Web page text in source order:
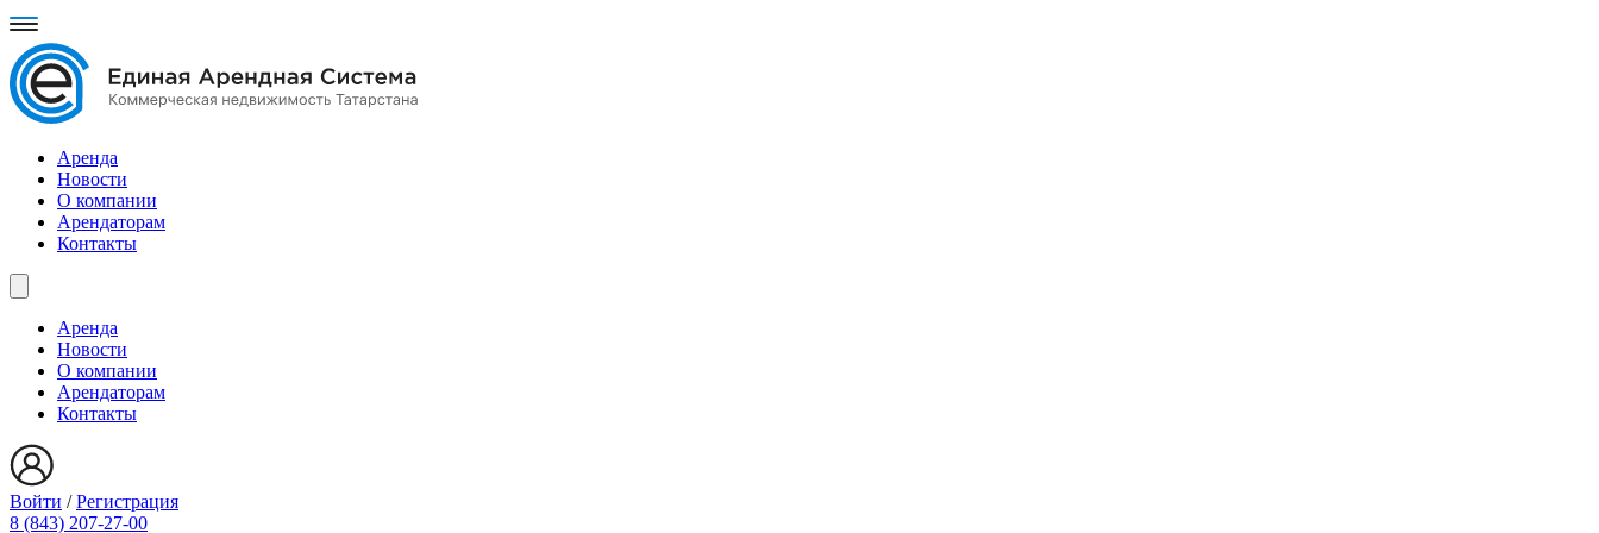
Аренда
Новости
О компании
Арендаторам
Контакты
Аренда
Новости
О компании
Арендаторам
Контакты
Войти /Регистрация
8 (843) 207-27-00